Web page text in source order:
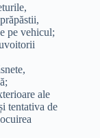
pe vehicul;
ale
tentativa de